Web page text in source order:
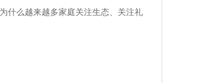
什么越来越多家庭关注生态、关注礼